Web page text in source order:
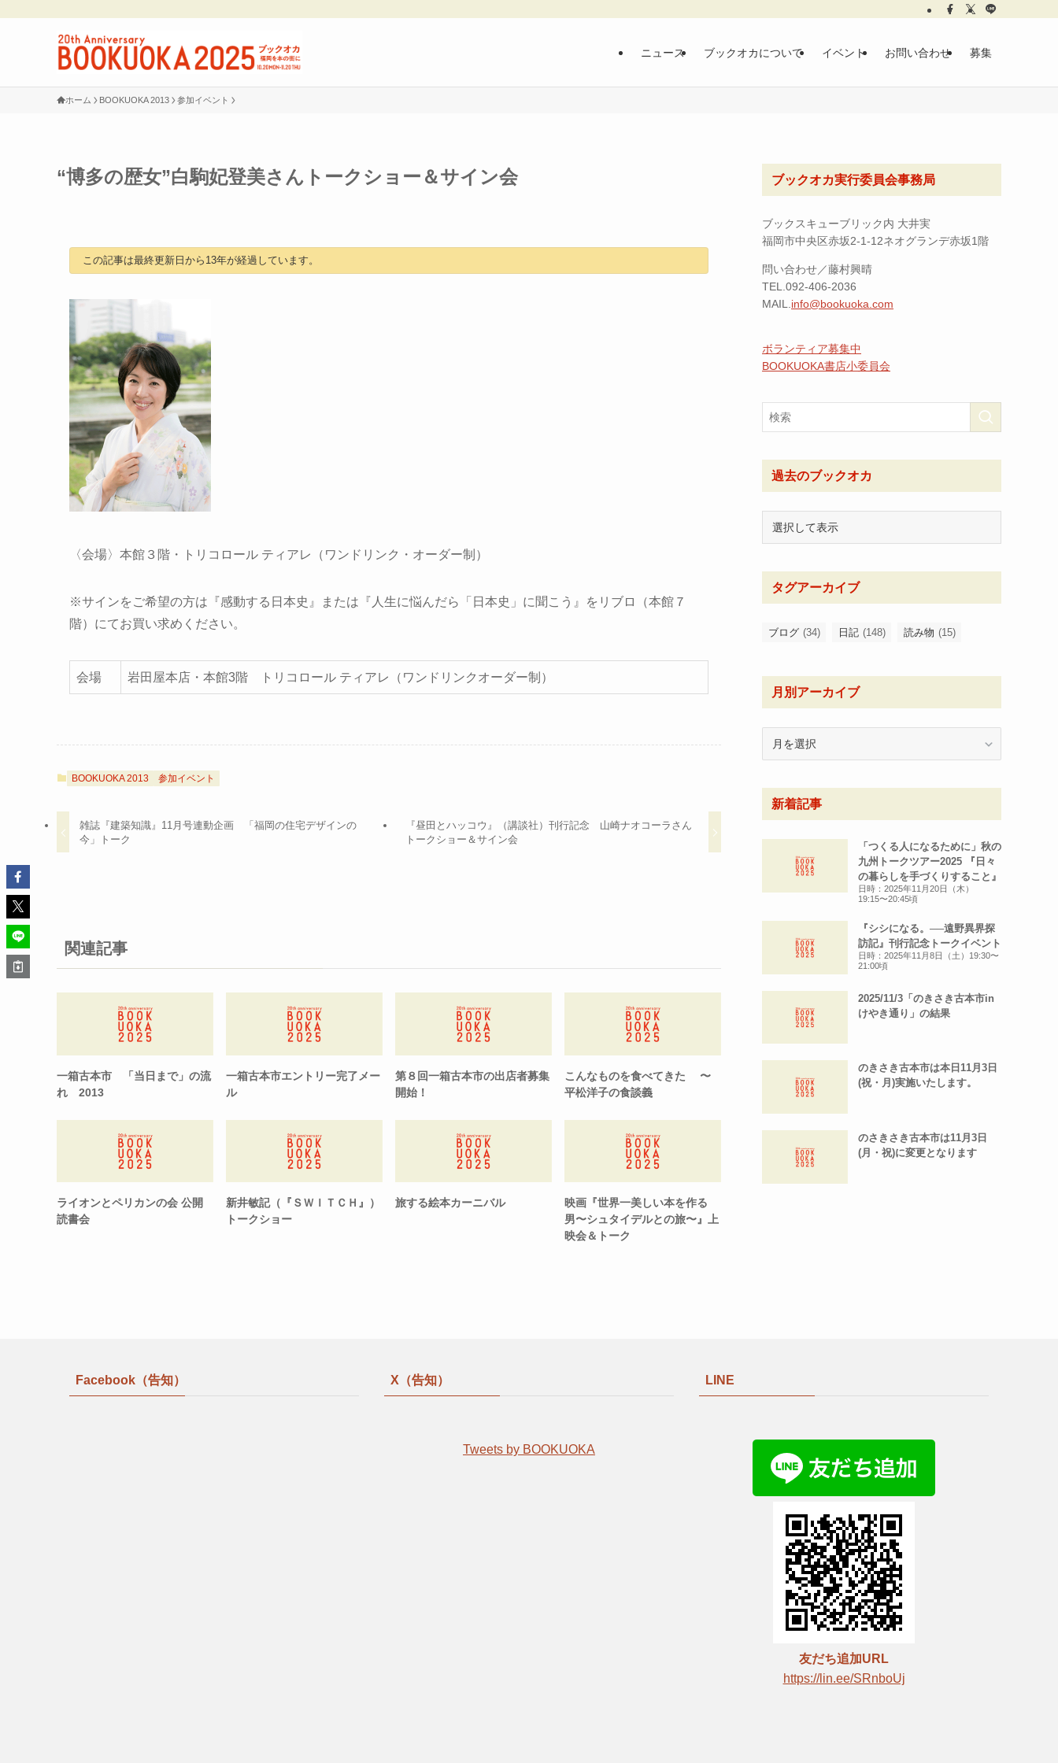
ニュース ブックオカについて イベント お問い合わせ 募集
ホーム BOOKUOKA 2013 参加イベント
“博多の歴女”白駒妃登美さんトークショー＆サイン会
この記事は最終更新日から13年が経過しています。
〈会場〉本館３階・トリコロール ティアレ（ワンドリンク・オーダー制）
※サインをご希望の方は『感動する日本史』または『人生に悩んだら「日本史」に聞こう』をリブロ（本館７
階）にてお買い求めください。
会場 岩田屋本店・本館3階 トリコロール ティアレ（ワンドリンクオーダー制）
BOOKUOKA 2013 参加イベント
雑誌『建築知識』11月号連動企画 「福岡の住宅デザインの
今」トーク
『昼田とハッコウ』（講談社）刊行記念 山崎ナオコーラさん
トークショー＆サイン会
関連記事
一箱古本市 「当日まで」の流
れ 2013
一箱古本市エントリー完了メー
ル
第８回一箱古本市の出店者募集
開始！
こんなものを食べてきた 〜
平松洋子の食談義
ライオンとペリカンの会 公開
読書会
新井敏記（『ＳＷＩＴＣＨ』）
トークショー
旅する絵本カーニバル
映画『世界一美しい本を作る
男〜シュタイデルとの旅〜』上
映会＆トーク
ブックオカ実行委員会事務局
ブックスキューブリック内 大井実
福岡市中央区赤坂2-1-12ネオグランデ赤坂1階
問い合わせ／藤村興晴
TEL.092-406-2036
MAIL. info@bookuoka.com
ボランティア募集中
BOOKUOKA書店小委員会
過去のブックオカ
タグアーカイブ
ブログ (34) 日記 (148) 読み物 (15)
月別アーカイブ
ー
イ
ブ
新着記事
「つくる人になるために」秋の
九州トークツアー2025 『日々
の暮らしを手づくりすること』
日時：2025年11月20日（木）
19:15〜20:45頃
『シシになる。──遠野異界探
訪記』刊行記念トークイベント
日時：2025年11月8日（土）19:30〜
21:00頃
2025/11/3「のきさき古本市in
けやき通り」の結果
のきさき古本市は本日11月3日
(祝・月)実施いたします。
のさきさき古本市は11月3日
(月・祝)に変更となります
Facebook（告知） X（告知）
Tweets by BOOKUOKA
LINE
友だち追加URL
https://lin.ee/SRnboUj